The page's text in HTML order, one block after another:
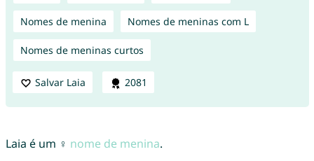
Nomes de menina Nomes de meninas com L
Nomes de meninas curtos
Salvar Laia 2081
Laia é um ♀ nome de menina.